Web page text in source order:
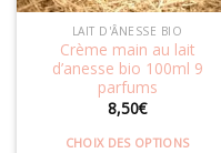
la
page
du
produit
LAIT D'ÂNESSE BIO
Crème main au lait
d’anesse bio 100ml 9
parfums
8,50€
CHOIX DES OPTIONS